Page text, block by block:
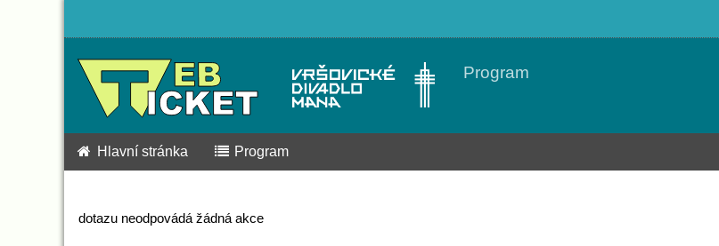
Program
Hlavní stránka Program
dotazu neodpovádá žádná akce